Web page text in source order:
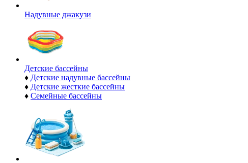
Надувные джакузи
Детские бассейны
♦ Детские надувные бассейны
♦ Детские жесткие бассейны
♦ Семейные бассейны